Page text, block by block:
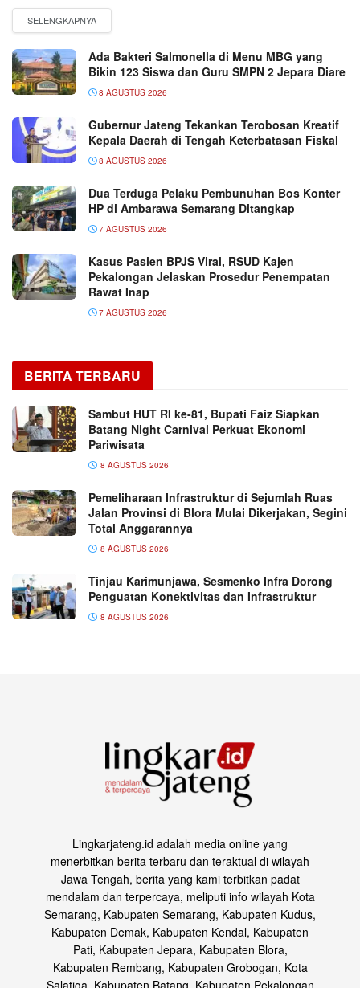
Ada Bakteri Salmonella di Menu MBG yang
Bikin 123 Siswa dan Guru SMPN 2 Jepara Diare
8 AGUSTUS 2026
Gubernur Jateng Tekankan Terobosan Kreatif
Kepala Daerah di Tengah Keterbatasan Fiskal
8 AGUSTUS 2026
Dua Terduga Pelaku Pembunuhan Bos Konter
HP di Ambarawa Semarang Ditangkap
7 AGUSTUS 2026
Kasus Pasien BPJS Viral, RSUD Kajen
Pekalongan Jelaskan Prosedur Penempatan
Rawat Inap
7 AGUSTUS 2026
BERITA TERBARU
Sambut HUT RI ke-81, Bupati Faiz Siapkan
Batang Night Carnival Perkuat Ekonomi
Pariwisata
8 AGUSTUS 2026
Pemeliharaan Infrastruktur di Sejumlah Ruas
Jalan Provinsi di Blora Mulai Dikerjakan, Segini
Total Anggarannya
8 AGUSTUS 2026
Tinjau Karimunjawa, Sesmenko Infra Dorong
Penguatan Konektivitas dan Infrastruktur
8 AGUSTUS 2026
Lingkarjateng.id adalah media online yang
menerbitkan berita terbaru dan teraktual di wilayah
Jawa Tengah, berita yang kami terbitkan padat
mendalam dan terpercaya, meliputi info wilayah Kota
Semarang, Kabupaten Semarang, Kabupaten Kudus,
Kabupaten Demak, Kabupaten Kendal, Kabupaten
Pati, Kabupaten Jepara, Kabupaten Blora,
Kabupaten Rembang, Kabupaten Grobogan, Kota
Salatiga, Kabupaten Batang, Kabupaten Pekalongan